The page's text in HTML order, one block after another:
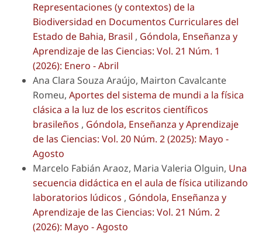
Representaciones (y contextos) de la
Biodiversidad en Documentos Curriculares del
Estado de Bahia, Brasil , Góndola, Enseñanza y
Aprendizaje de las Ciencias: Vol. 21 Núm. 1
(2026): Enero - Abril
Ana Clara Souza Araújo, Mairton Cavalcante
Romeu, Aportes del sistema de mundi a la física
clásica a la luz de los escritos científicos
brasileños , Góndola, Enseñanza y Aprendizaje
de las Ciencias: Vol. 20 Núm. 2 (2025): Mayo -
Agosto
Marcelo Fabián Araoz, Maria Valeria Olguin, Una
secuencia didáctica en el aula de física utilizando
laboratorios lúdicos , Góndola, Enseñanza y
Aprendizaje de las Ciencias: Vol. 21 Núm. 2
(2026): Mayo - Agosto